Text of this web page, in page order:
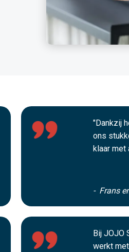
"Dankzij
ons
klaar met
- Frans
Bij JOJO
werkt